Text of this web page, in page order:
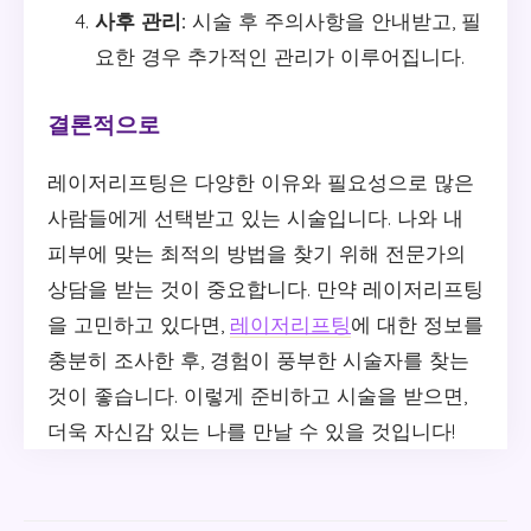
사후 관리: 시술 후 주의사항을 안내받고, 필
요한 경우 추가적인 관리가 이루어집니다.
결론적으로
레이저리프팅은 다양한 이유와 필요성으로 많은
사람들에게 선택받고 있는 시술입니다. 나와 내
피부에 맞는 최적의 방법을 찾기 위해 전문가의
상담을 받는 것이 중요합니다. 만약 레이저리프팅
을 고민하고 있다면, 레이저리프팅에 대한 정보를
충분히 조사한 후, 경험이 풍부한 시술자를 찾는
것이 좋습니다. 이렇게 준비하고 시술을 받으면,
더욱 자신감 있는 나를 만날 수 있을 것입니다!